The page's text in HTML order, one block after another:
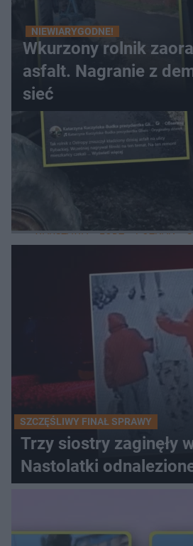
NIEWIARYGODNE!
Wkurzony rolnik
asfalt. Nagranie z
sieć
WIĘCEJ
LOKALNE
WARSZAWA ŁÓDŹ POZNAŃ
SZCZĘŚLIWY FINAŁ SPRAWY
Trzy siostry zaginęły
Nastolatki